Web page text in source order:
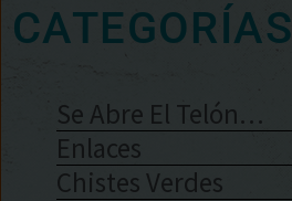
CATEGORÍAS
Se Abre El Telón…
Enlaces
Chistes Verdes